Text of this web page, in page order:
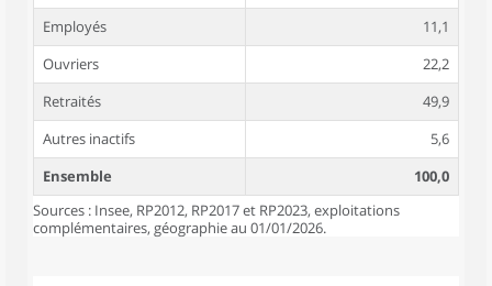
Employés
11,1
Ouvriers
22,2
Retraités
49,9
Autres inactifs
5,6
Ensemble
100,0
Sources : Insee, RP2012, RP2017 et RP2023, exploitations
complémentaires, géographie au 01/01/2026.